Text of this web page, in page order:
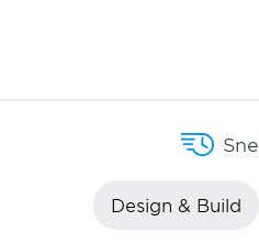
Design & Build